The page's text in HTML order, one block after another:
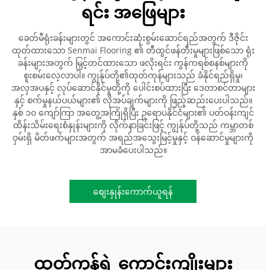
ရင်း အဖြေများ
ခေတ်မီရုံးခန်းများတွင် အကောင်းဆုံးစွမ်းဆောင်ရည်အတွက် ဒီဇိုင်း
ထုတ်ထားသော Senmai Flooring ၏ တီထွင်ဖန်တီးမှုများဖြစ်သော ရုံး
ခန်းများအတွက် မြှင့်တင်ထားသော ဖလိုးရင်း ကွန်ကရစ်စနစ်များကို
စူးစမ်းလေ့လာပါ။ ကျွန်ုပ်တို့၏ထုတ်ကုန်များသည် ခံနိုင်ရည်ရှိမှု၊
အလှအပနှင့် လုပ်ဆောင်နိုင်မှုတို့ကို ပေါင်းစပ်ထားပြီး ဒေတာစင်တာများ
နှင့် စက်မှုနယ်ပယ်များ၏ လိုအပ်ချက်များကို ဖြည့်ဆည်းပေးပါသည်။
နှစ် ၁၀ ကျော်ကြာ အတွေ့အကြုံရှိပြီး ဥရောပနိုင်ငံများ၏ ပတ်ဝန်းကျင်
ထိန်းသိမ်းရေးစံနှုန်းများကို လိုက်နာခြင်းဖြင့် ကျွန်ုပ်တို့သည် ကမ္ဘာတစ်
ဝှမ်းရှိ မိတ်ဖက်များအတွက် အရည်အသွေးမြင့်မှုနှင့် ဝန်ဆောင်မှုများကို
အာမခံပေးပါသည်။
စျေးနှုန်းကောက်ယူရန်
ထုတ်ကုန်ရဲ့ ကောင်းကျိုးများ